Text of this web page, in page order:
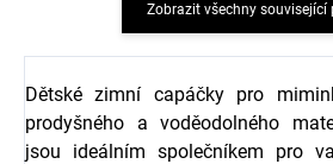
Zobrazit všechny související
Dětské zimní capáčky pro
prodyšného a voděodolného
jsou ideálním společníkem pro